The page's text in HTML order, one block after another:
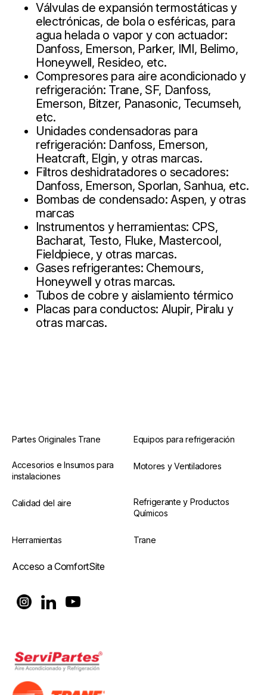
Válvulas de expansión termostáticas y
electrónicas, de bola o esféricas, para
agua helada o vapor y con actuador:
Danfoss, Emerson, Parker, IMI, Belimo,
Honeywell, Resideo, etc.
Compresores para aire acondicionado y
refrigeración: Trane, SF, Danfoss,
Emerson, Bitzer, Panasonic, Tecumseh,
etc.
Unidades condensadoras para
refrigeración: Danfoss, Emerson,
Heatcraft, Elgin, y otras marcas.
Filtros deshidratadores o secadores:
Danfoss, Emerson, Sporlan, Sanhua, etc.
Bombas de condensado: Aspen, y otras
marcas
Instrumentos y herramientas: CPS,
Bacharat, Testo, Fluke, Mastercool,
Fieldpiece, y otras marcas.
Gases refrigerantes: Chemours,
Honeywell y otras marcas.
Tubos de cobre y aislamiento térmico
Placas para conductos: Alupir, Piralu y
otras marcas.
Partes Originales Trane Equipos para refrigeración
Accesorios e Insumos para
instalaciones
Motores y Ventiladores
Calidad del aire
Refrigerante y Productos
Químicos
Herramientas Trane
Acceso a ComfortSite